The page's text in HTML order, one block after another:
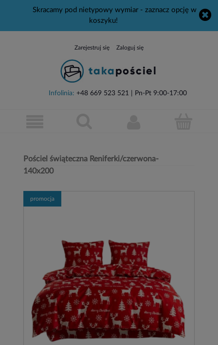
Skracamy pod nietypowy wymiar - zaznacz opcję w
koszyku!
Zarejestruj się Zaloguj się
Infolinia: +48 669 523 521 | Pn-Pt 9:00-17:00
Pościel świąteczna Reniferki/czerwona-
140x200
promocja